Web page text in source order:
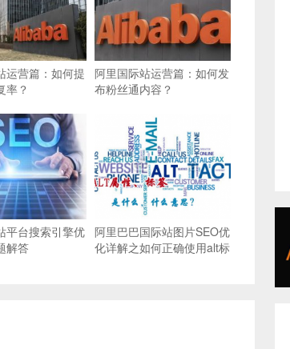
运营篇：如何提
率？
阿里国际站运营篇：如何发
布粉丝通内容？
平台搜索引擎优
解答
阿里巴巴国际站图片SEO优
化详解之如何正确使用alt标